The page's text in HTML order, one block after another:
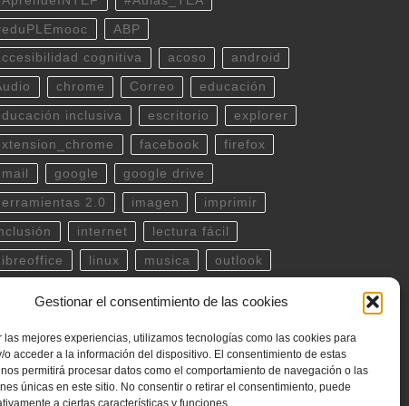
Gestionar el consentimiento de las cookies
las mejores experiencias, utilizamos tecnologías como las cookies para
o acceder a la información del dispositivo. El consentimiento de estas
permitirá procesar datos como el comportamiento de navegación o las
únicas en este sitio. No consentir o retirar el consentimiento, puede
a ciertas características y funciones.
ABP
cognitiva acoso android
chrome Correo educación
inclusiva escritorio explorer
facebook firefox
google google drive
2.0 imagen imprimir
internet lectura fácil
linux musica outlook
twitter ubuntu video WhatsApp
word YouTube